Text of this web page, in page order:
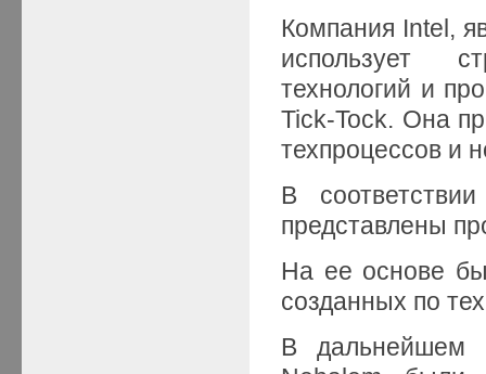
Компания Intel,
использует
технологий и
Tick-Tock. Она
техпроцессов и
В
представлены
На ее основе
созданных по
В дальнейшем